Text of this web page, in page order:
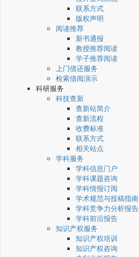
联系方式
版权声明
阅读推荐
新书通报
教授推荐阅读
学子推荐阅读
上门借还服务
检索借阅演示
科研服务
科技查新
查新站简介
查新流程
收费标准
联系方式
相关站点
学科服务
学科信息门户
学科课题咨询
学科情报订阅
学术规范与投稿指南
学科竞争力分析报告
学科前沿报告
知识产权服务
知识产权培训
知识产权咨询